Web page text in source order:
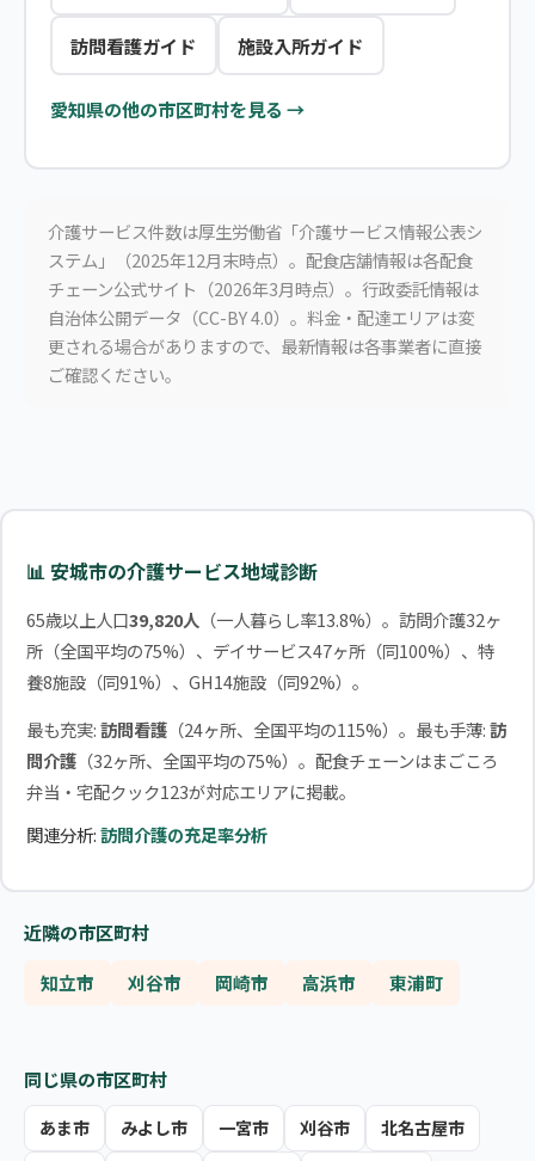
訪問看護ガイド 施設入所ガイド
愛知県の他の市区町村を見る →
介護サービス件数は厚生労働省「介護サービス情報公表シ
ステム」（2025年12月末時点）。配食店舗情報は各配食
チェーン公式サイト（2026年3月時点）。行政委託情報は
自治体公開データ（CC-BY 4.0）。料金・配達エリアは変
更される場合がありますので、最新情報は各事業者に直接
ご確認ください。
📊 安城市の介護サービス地域診断
65歳以上人口39,820人 （一人暮らし率13.8%）。訪問介護32ヶ
所（全国平均の75%）、デイサービス47ヶ所（同100%）、特
養8施設（同91%）、GH14施設（同92%）。
最も充実:訪問看護（24ヶ所、全国平均の115%）。最も手薄:訪
問介護（32ヶ所、全国平均の75%）。配食チェーンはまごころ
弁当・宅配クック123が対応エリアに掲載。
関連分析:訪問介護の充足率分析
近隣の市区町村
知立市 刈谷市 岡崎市 高浜市 東浦町
同じ県の市区町村
あま市 みよし市 一宮市 刈谷市
北名古屋市